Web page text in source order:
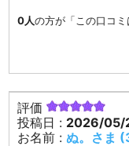
0人の方が「この口コミ
評価
投稿日 : 2026/05/
お名前 :ぬ。さま